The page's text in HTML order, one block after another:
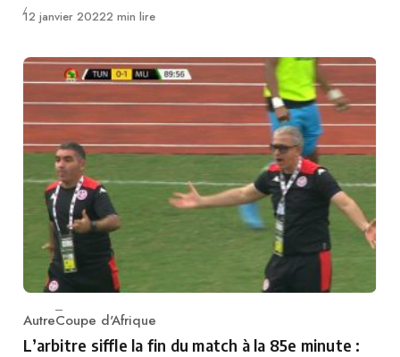
Publié
12 janvier 20222 min lire
Category
AutreCoupe d'Afrique
L’arbitre siffle la fin du match à la 85e minute :